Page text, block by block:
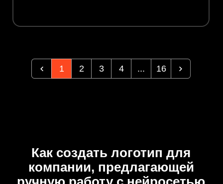
1 2 3 4 ... 16
Как создать логотип для
компании, предлагающей